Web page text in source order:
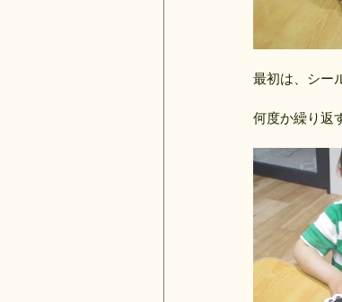
最初は、シー
何度か繰り返